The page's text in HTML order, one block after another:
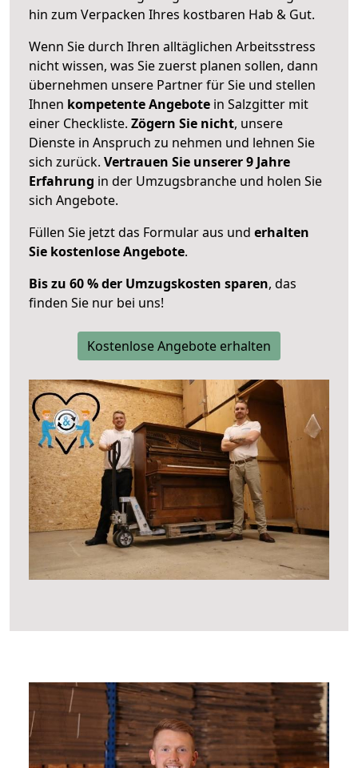
hin zum Verpacken Ihres kostbaren Hab & Gut.
Wenn Sie durch Ihren alltäglichen Arbeitsstress
nicht wissen, was Sie zuerst planen sollen, dann
übernehmen unsere Partner für Sie und stellen
Ihnen kompetente Angebote in Salzgitter mit
einer Checkliste. Zögern Sie nicht, unsere
Dienste in Anspruch zu nehmen und lehnen Sie
sich zurück. Vertrauen Sie unserer 9 Jahre
Erfahrung in der Umzugsbranche und holen Sie
sich Angebote.
Füllen Sie jetzt das Formular aus und erhalten
Sie kostenlose Angebote.
Bis zu 60 % der Umzugskosten sparen, das
finden Sie nur bei uns!
Kostenlose Angebote erhalten